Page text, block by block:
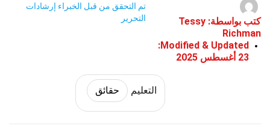
كتب بواسطة: Tessy
Richman
Modified & Updated:
23 أغسطس 2025
تم التحقق من قبل الخبراء إرشادات
التحرير
التعليم حقائق